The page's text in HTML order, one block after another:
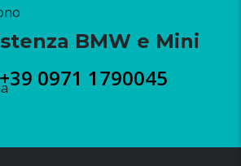
BMW e Mini
+39 0971 1790045